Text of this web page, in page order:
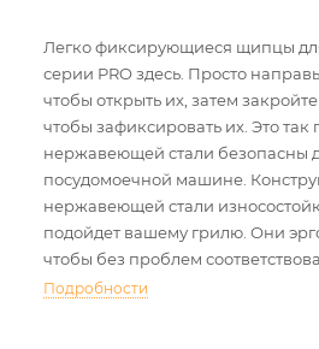
Легко фиксирующиеся щипцы
серии PRO здесь. Просто
чтобы открыть их, затем
чтобы зафиксировать их. Это так
нержавеющей стали безопасны
посудомоечной машине.
нержавеющей стали
подойдет вашему грилю. Они
чтобы без проблем
и самым большим рукам.
Подробности